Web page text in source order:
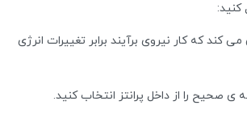
که کار نیروی برآیند برابر تغییرات انرژی